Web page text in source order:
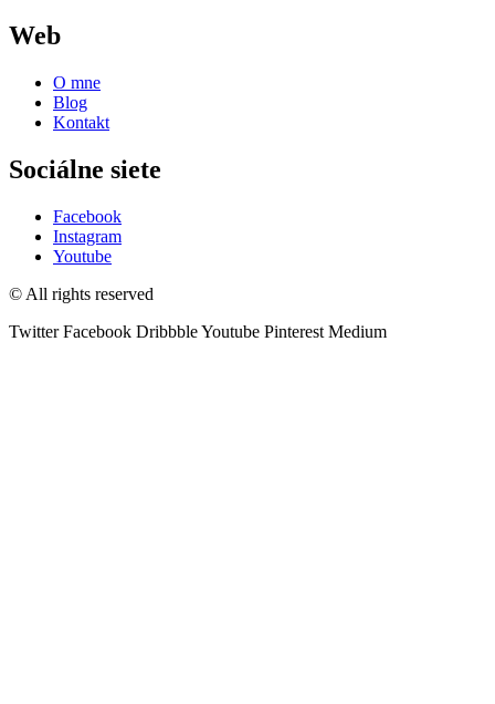
Web
O mne
Blog
Kontakt
Sociálne siete
Facebook
Instagram
Youtube
© All rights reserved
Twitter Facebook DribbbleYoutube Pinterest Medium